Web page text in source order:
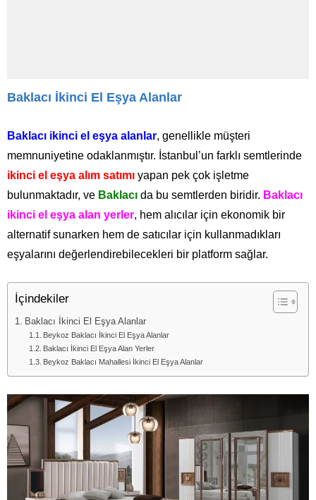
Baklacı İkinci El Eşya Alanlar
Baklacı ikinci el eşya alanlar, genellikle müşteri
memnuniyetine odaklanmıştır. İstanbul’un farklı semtlerinde
ikinci el eşya alım satımı yapan pek çok işletme
bulunmaktadır, ve Baklacı da bu semtlerden biridir. Baklacı
ikinci el eşya alan yerler, hem alıcılar için ekonomik bir
alternatif sunarken hem de satıcılar için kullanmadıkları
eşyalarını değerlendirebilecekleri bir platform sağlar.
İçindekiler
Baklacı İkinci El Eşya Alanlar
Beykoz Baklacı İkinci El Eşya Alanlar
Baklacı İkinci El Eşya Alan Yerler
Beykoz Baklacı Mahallesi İkinci El Eşya Alanlar